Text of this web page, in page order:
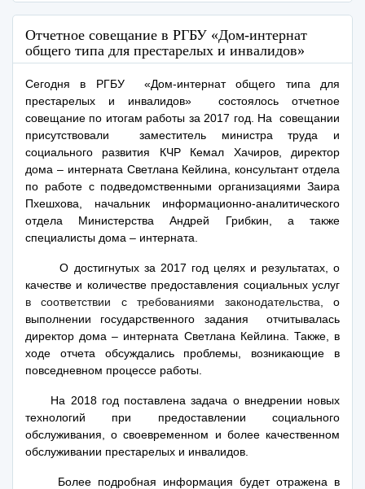
Отчетное совещание в РГБУ «Дом-интернат
общего типа для престарелых и инвалидов»
Сегодня в РГБУ «Дом-интернат общего типа для
престарелых и инвалидов» состоялось отчетное
совещание по итогам работы за 2017 год. На совещании
присутствовали заместитель министра труда и
социального развития КЧР Кемал Хачиров, директор
дома – интерната Светлана Кейлина, консультант отдела
по работе с подведомственными организациями Заира
Пхешхова, начальник информационно-аналитического
отдела Министерства Андрей Грибкин, а также
специалисты дома – интерната.
О достигнутых за 2017 год целях и результатах, о
качестве и количестве предоставления социальных услуг
в соответствии с требованиями законодательства,
о
выполнении государственного задания отчитывалась
директор дома – интерната Светлана Кейлина. Также, в
ходе отчета обсуждались проблемы, возникающие в
повседневном процессе работы.
На 2018 год поставлена задача о внедрении новых
технологий при предоставлении социального
обслуживания, о своевременном и более качественном
обслуживании престарелых и инвалидов.
Более подробная информация будет отражена в